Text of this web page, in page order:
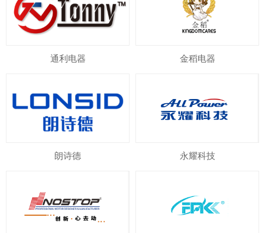
通利电器 金稻电器
朗诗德 永耀科技